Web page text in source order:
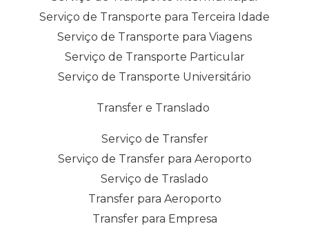
Serviço de Transporte para Terceira Idade
Serviço de Transporte para Viagens
Serviço de Transporte Particular
Serviço de Transporte Universitário
Transfer e Translado
Serviço de Transfer
Serviço de Transfer para Aeroporto
Serviço de Traslado
Transfer para Aeroporto
Transfer para Empresa